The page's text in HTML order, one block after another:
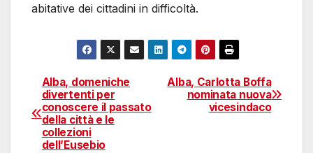
abitative dei cittadini in difficoltà.
Navigazione
articoli
Alba, Carlotta Boffa
nominata nuova
vicesindaco
Alba, domeniche
divertenti per
conoscere il passato
della città e le
collezioni
dell’Eusebio